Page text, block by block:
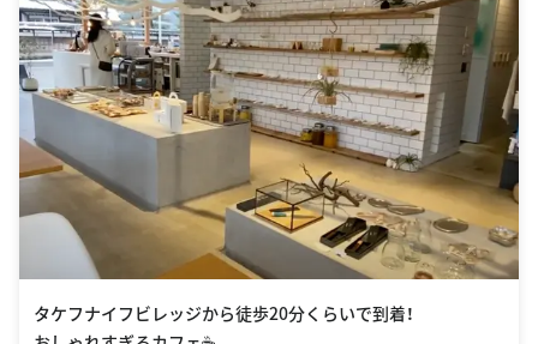
タケフナイフビレッジから徒歩20分くらいで到着！